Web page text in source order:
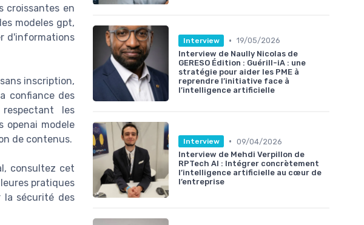
croissantes en
modeles gpt,
d'informations
inscription,
confiance des
les
openai modele
de contenus.
consultez cet
pratiques
la sécurité des
Interview • 19/05/2026
Interview de Naully Nicolas de
GERESO Édition : Guérill-iA : une
stratégie pour aider les PME à
reprendre l’initiative face à
l’intelligence artificielle
Interview • 09/04/2026
Interview de Mehdi Verpillon de
RPTech AI : Intégrer concrètement
l’intelligence artificielle au cœur de
l’entreprise